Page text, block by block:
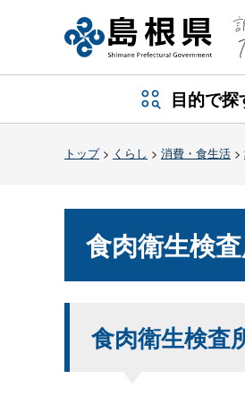
目的で探
トップ> くらし > 消費・食生活 >
食肉衛生検
食肉衛生検査